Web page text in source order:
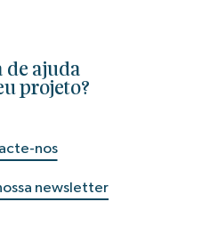
de ajuda
projeto?
nos
newsletter